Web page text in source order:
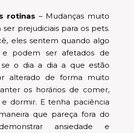
rotinas – Mudanças muito
prejudiciais para os pets.
eles sentem quando algo
podem ser afetados de
o dia a dia a que estão
alterado de forma muito
os horários de comer,
e dormir. E tenha paciência
que pareça fora do
ansiedade e